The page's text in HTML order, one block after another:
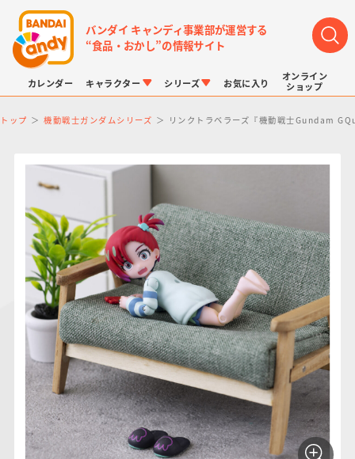
バンダイ キャンディ事業部が運営する
“食品・おかし”の情報サイト
カレンダー キャラクター
LINK TRAVELERS
仮面ライダーシリー
ズ
プリキュアシリーズ
ガンダムシリーズ アンパンマン たまご
シリーズ
チョコボックス
キャラパキ
チョコサプ
にふぉるめーしょん
＆スクエアシール
ポケモンスケールワ
ールド
お気に入り
オンライン
ショップ
トップ 機動戦士ガンダムシリーズ リンクトラベラーズ『機動戦士Gundam